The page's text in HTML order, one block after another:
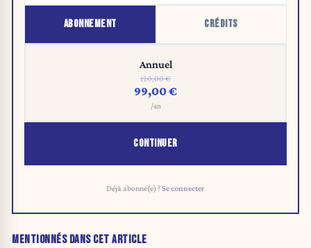
ABONNEMENT CRÉDITS
Annuel
120,00 €
99,00 €
/an
CONTINUER
Déjà abonné(e) ?Se connecter
MENTIONNÉS DANS CET ARTICLE